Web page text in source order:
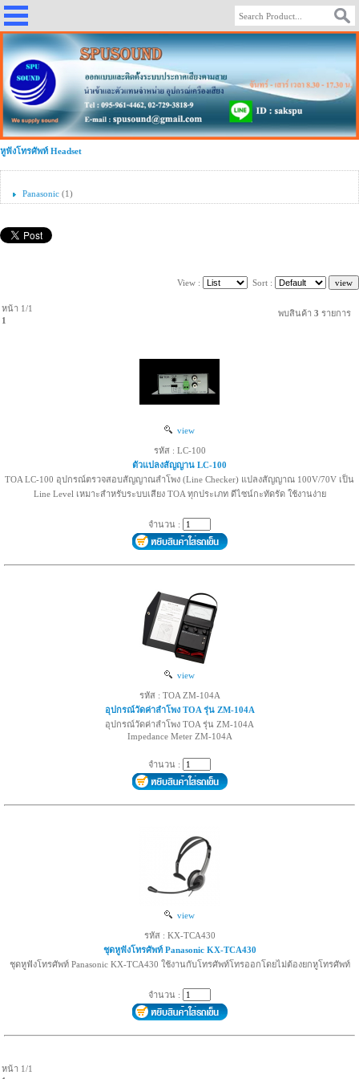
หูฟังโทรศัพท์ Headset
Panasonic (1)
View : Sort :
หน้า 1/1
1
พบสินค้า 3 รายการ
view
รหัส : LC-100
ตัวแปลงสัญญาน LC-100
TOA LC-100 อุปกรณ์ตรวจสอบสัญญาณลำโพง (Line Checker) แปลงสัญญาณ 100V/70V เป็น
Line Level เหมาะสำหรับระบบเสียง TOA ทุกประเภท ดีไซน์กะทัดรัด ใช้งานง่าย
จำนวน :
view
รหัส : TOA ZM-104A
อุปกรณ์วัดค่าลำโพง TOA รุ่น ZM-104A
อุปกรณ์วัดค่าลำโพง TOA รุ่น ZM-104A
Impedance Meter ZM-104A
จำนวน :
view
รหัส : KX-TCA430
ชุดหูฟังโทรศัพท์ Panasonic KX-TCA430
ชุดหูฟังโทรศัพท์ Panasonic KX-TCA430 ใช้งานกับโทรศัพท์โทรออกโดยไม่ต้องยกหูโทรศัพท์
จำนวน :
หน้า 1/1